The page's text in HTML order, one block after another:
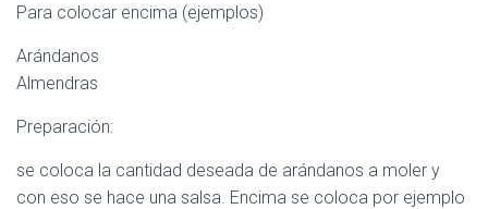
Para colocar encima (ejemplos)
Arándanos
Almendras
Preparación:
se coloca la cantidad deseada de arándanos a moler y
con eso se hace una salsa. Encima se coloca por ejemplo